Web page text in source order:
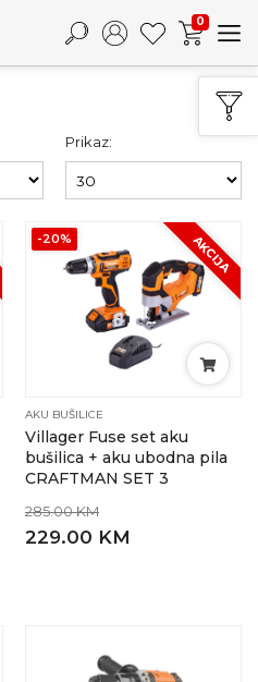
0
Prikaz:
-20% AKCIJA
AKU BUŠILICE
Villager Fuse set aku
bušilica + aku ubodna pila
CRAFTMAN SET 3
285.00 KM
229.00 KM